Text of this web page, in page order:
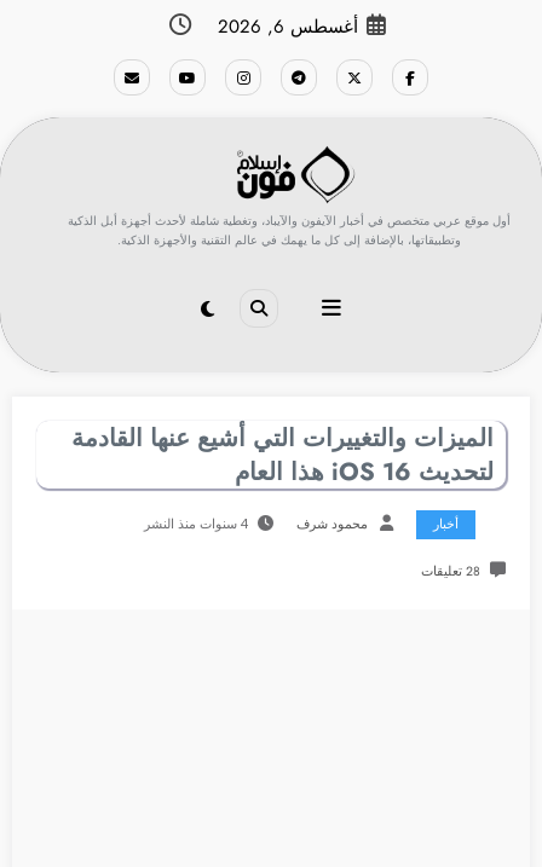
أغسطس 6, 2026
أول موقع عربي متخصص في أخبار الآيفون والآيباد، وتغطية شاملة لأحدث أجهزة أبل الذكية
وتطبيقاتها، بالإضافة إلى كل ما يهمك في عالم التقنية والأجهزة الذكية.
الميزات والتغييرات التي أشيع عنها القادمة
لتحديث iOS 16 هذا العام
أخبار محمود شرف 4 سنوات منذ النشر
28 تعليقات